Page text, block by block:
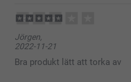
feedback från våra
Varma hälsningar,
Miia @smartphoto
Jörgen,
2022-11-21
Bra produkt lätt att torka av